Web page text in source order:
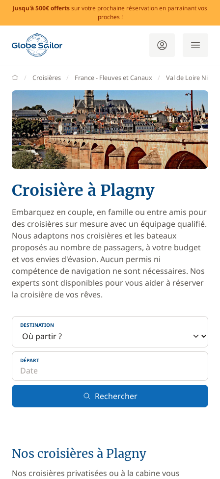
Jusqu'à 500€ offertssur votre prochaine réservation en parrainant vos
proches !
GlobeSailor
Croisières France - Fleuves et Canaux Val de Loire
Croisière à Plagny
Embarquez en couple, en famille ou entre amis pour
des croisières sur mesure avec un équipage qualifié.
Nous adaptons nos croisières et les bateaux
proposés au nombre de passagers, à votre budget
et vos envies d'évasion. Aucun permis ni
compétence de navigation ne sont nécessaires. Nos
experts sont disponibles pour vous aider à réserver
la croisière de vos rêves.
DESTINATION
DÉPART
Rechercher
Nos croisières à Plagny
Nos croisières privatisées ou à la cabine vous